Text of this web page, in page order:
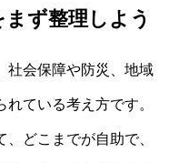
ず整理しよう
社会保障や防災、地域
ている考え方です。
どこまでが自助で、